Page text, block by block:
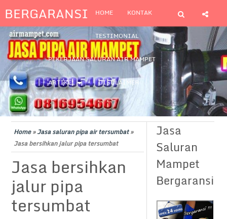
BERGARANSI HOME KONTAK
TESTIMONIAL
PEKERJAAN SALURAN AIR MAMPET
ARTIKEL DISCLAIMER
Home»Jasa saluran pipa air tersumbat»
Jasa bersihkan jalur pipa tersumbat
Jasa bersihkan
jalur pipa
tersumbat
Jasa
Saluran
Mampet
Bergaransi